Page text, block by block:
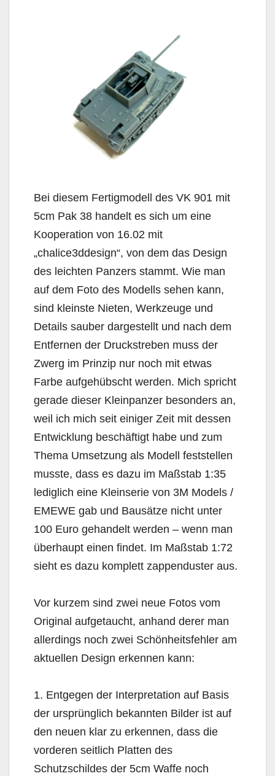
Bei diesem Fertigmodell des VK 901 mit
5cm Pak 38 handelt es sich um eine
Kooperation von 16.02 mit
„chalice3ddesign“, von dem das Design
des leichten Panzers stammt. Wie man
auf dem Foto des Modells sehen kann,
sind kleinste Nieten, Werkzeuge und
Details sauber dargestellt und nach dem
Entfernen der Druckstreben muss der
Zwerg im Prinzip nur noch mit etwas
Farbe aufgehübscht werden. Mich spricht
gerade dieser Kleinpanzer besonders an,
weil ich mich seit einiger Zeit mit dessen
Entwicklung beschäftigt habe und zum
Thema Umsetzung als Modell feststellen
musste, dass es dazu im Maßstab 1:35
lediglich eine Kleinserie von 3M Models /
EMEWE gab und Bausätze nicht unter
100 Euro gehandelt werden – wenn man
überhaupt einen findet. Im Maßstab 1:72
sieht es dazu komplett zappenduster aus.
Vor kurzem sind zwei neue Fotos vom
Original aufgetaucht, anhand derer man
allerdings noch zwei Schönheitsfehler am
aktuellen Design erkennen kann:
1. Entgegen der Interpretation auf Basis
der ursprünglich bekannten Bilder ist auf
den neuen klar zu erkennen, dass die
vorderen seitlich Platten des
Schutzschildes der 5cm Waffe noch